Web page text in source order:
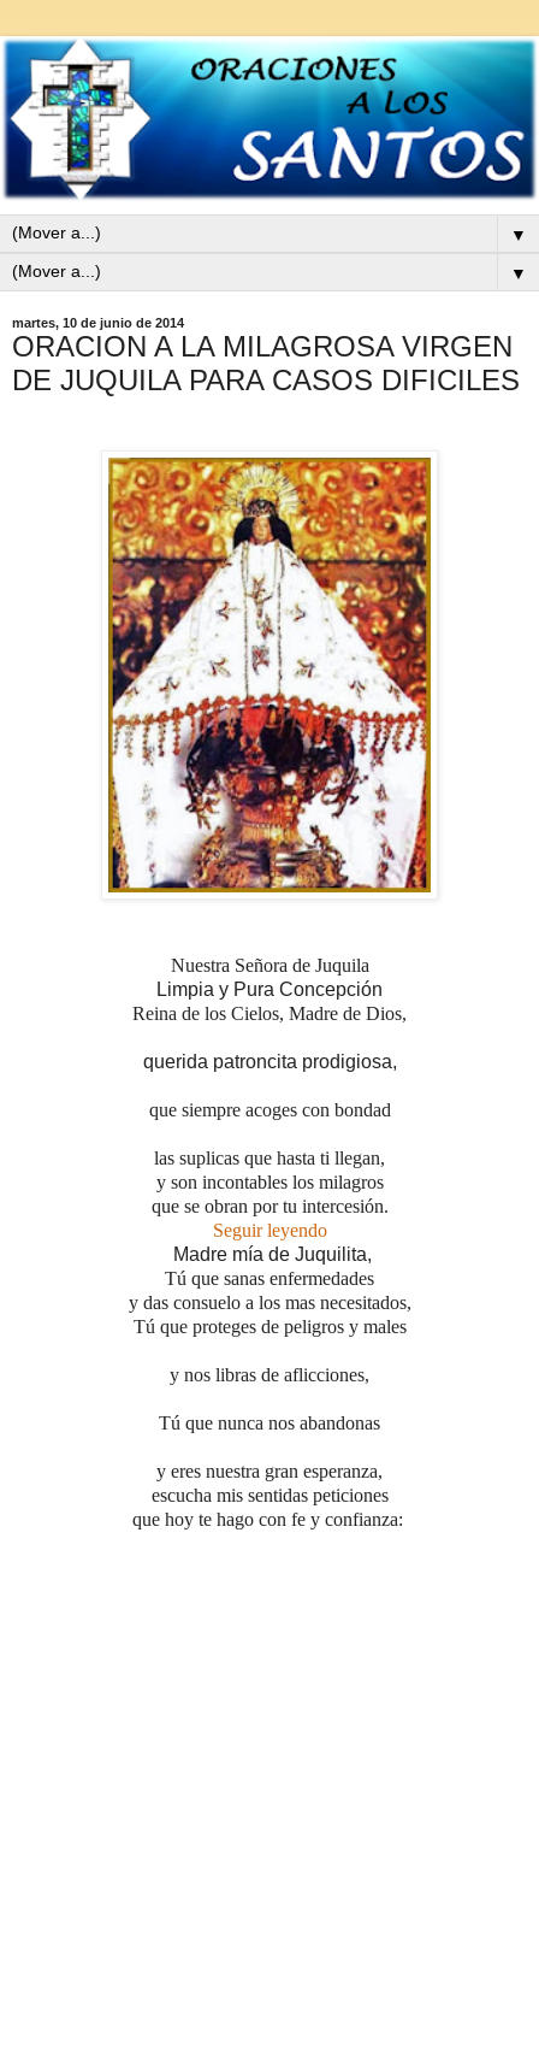
▼
▼
martes, 10 de junio de 2014
ORACION A LA MILAGROSA VIRGEN
DE JUQUILA PARA CASOS DIFICILES
Nuestra Señora de Juquila
Limpia y Pura Concepción
Reina de los Cielos, Madre de Dios,
querida patroncita prodigiosa,
que siempre acoges con bondad
las suplicas que hasta ti llegan,
y son incontables los milagros
que se obran por tu intercesión.
Seguir leyendo
Madre mía de Juquilita,
Tú que sanas enfermedades
y das consuelo a los mas necesitados,
Tú que proteges de peligros y males
y nos libras de aflicciones,
Tú que nunca nos abandonas
y eres nuestra gran esperanza,
escucha mis sentidas peticiones
que hoy te hago con fe y confianza: